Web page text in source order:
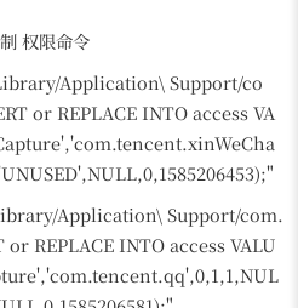
权限命令
Application\ Support/co
or REPLACE INTO access VA
Application\ Support/com.
REPLACE INTO access VALU